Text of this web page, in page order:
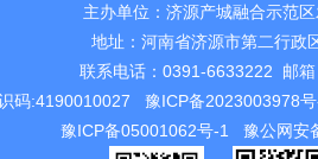
主办单位：济源产城融合示范
地址：河南省济源市第二行政
联系电话：0391-6633222 邮
码:4190010027
豫ICP备2023003978号
豫ICP备05001062号-1
豫公网安